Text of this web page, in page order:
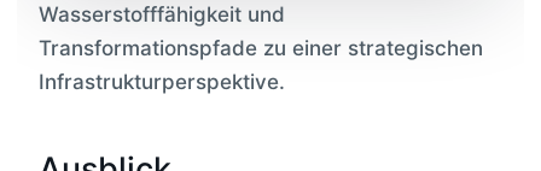
Wasserstofffähigkeit und
Transformationspfade zu einer strategischen
Infrastrukturperspektive.